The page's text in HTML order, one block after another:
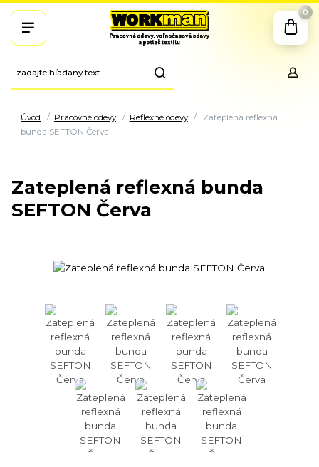
0
Úvod Pracovné odevy Reflexné odevy
Zateplená reflexná
bunda SEFTON Červa
Zateplená reflexná bunda
SEFTON Červa